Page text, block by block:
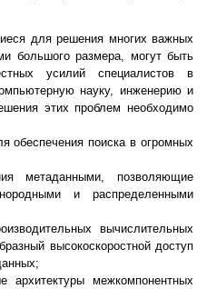
для решения многих важных
большого размера, могут быть
усилий специалистов в
науку, инженерию и
этих проблем необходимо
обеспечения поиска в огромных
метаданными, позволяющие
и распределенными
вычислительных
высокоскоростной доступ
архитектуры межкомпонентных